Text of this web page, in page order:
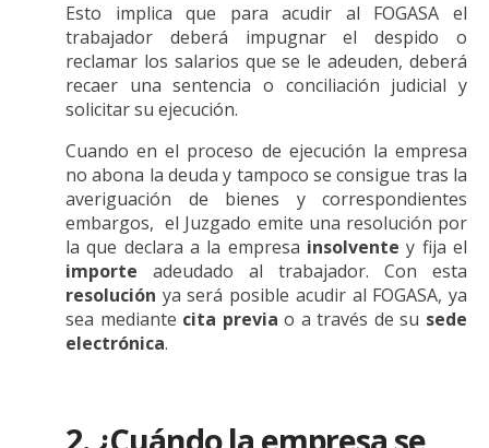
Esto implica que para acudir al FOGASA el
trabajador deberá impugnar el despido o
reclamar los salarios que se le adeuden, deberá
recaer una sentencia o conciliación judicial y
solicitar su ejecución.
Cuando en el proceso de ejecución la empresa
no abona la deuda y tampoco se consigue tras la
averiguación de bienes y correspondientes
embargos, el Juzgado emite una resolución por
la que declara a la empresa insolvente y fija el
importe adeudado al trabajador. Con esta
resolución ya será posible acudir al FOGASA, ya
sea mediante cita previa o a través de su sede
electrónica.